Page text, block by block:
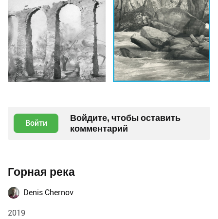
Войти
Войдите, чтобы оставить
комментарий
Горная река
Denis Chernov
2019